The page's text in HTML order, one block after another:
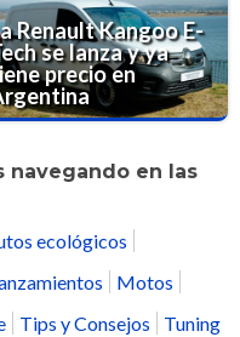
Renault Kangoo E-
se lanza y ya
precio en
navegando en las
ecológicos
Motos
Tips y Consejos Tuning